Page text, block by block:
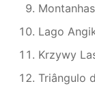
Lago
Krzywy
Triângulo